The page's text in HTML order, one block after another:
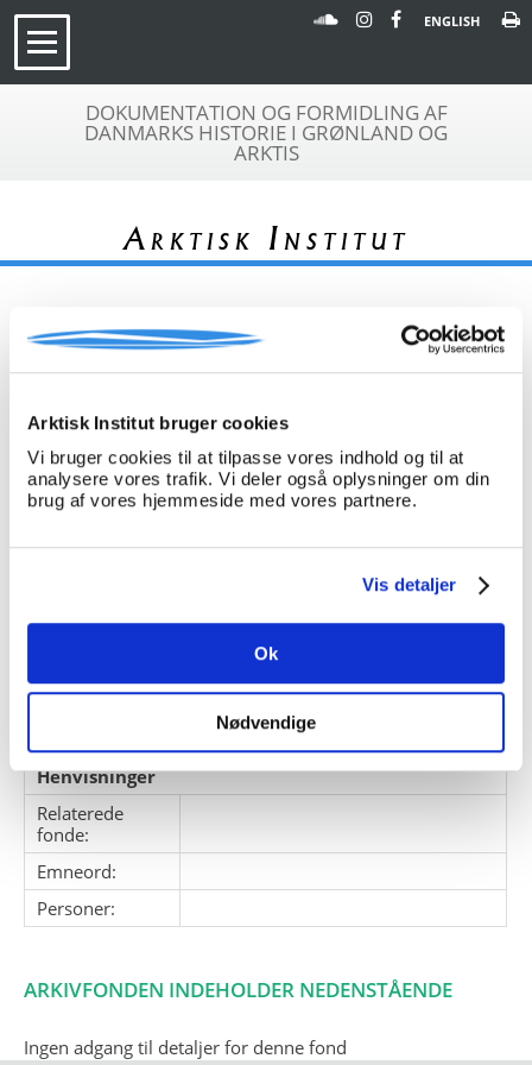
Arktisk Institut bruger cookies
Vi bruger cookies til at tilpasse vores indhold og til at
analysere vores trafik. Vi deler også oplysninger om din
brug af vores hjemmeside med vores partnere.
Vis detaljer
Ok
Nødvendige
ENGLISH
DOKUMENTATION OG FORMIDLING AF
DANMARKS HISTORIE I GRØNLAND OG
ARKTIS
Arktisk Institut
« Tilbage til arkivoversigt
Arkivfond
A 328
Breve fra Peter Freuchen til
familien i Danmark
Beskrivelse:
Breve til Ib Freuchen og familien i
Nykøbing Falster fra Peter Freuchen,
Danske Øen. Brevene ligger
Giver:
Lotte Jeppesen
Klausuler:
Ikke tilgængelig
Note eksisterer
Henvisninger
Relaterede
fonde:
Emneord:
Personer:
ARKIVFONDEN INDEHOLDER NEDENSTÅENDE
Ingen adgang til detaljer for denne fond